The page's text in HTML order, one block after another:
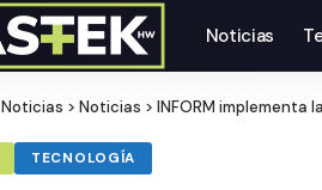
Noticias
Noticias > Noticias > INFORM implementa
TECNOLOGÍA